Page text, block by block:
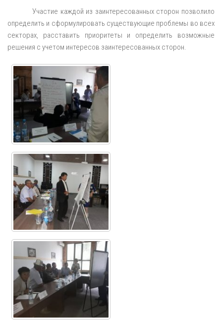
Участие каждой из заинтересованных сторон позволило
определить и сформулировать существующие проблемы во всех
секторах, расставить приоритеты и определить возможные
решения с учетом интересов заинтересованных сторон.